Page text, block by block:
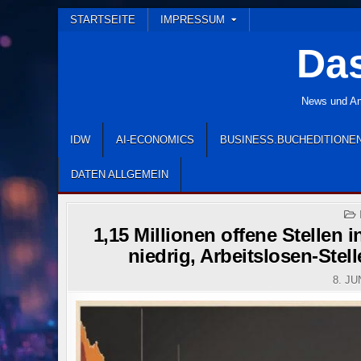
to
content
STARTSEITE IMPRESSUM
News und
IDW AI-ECONOMICS
DATEN ALLGEMEIN
1,15 Millionen offene Stellen
niedrig, Arbeitslosen-
8.